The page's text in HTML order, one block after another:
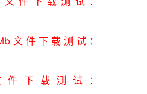
文件下载测试：
件下载测试：